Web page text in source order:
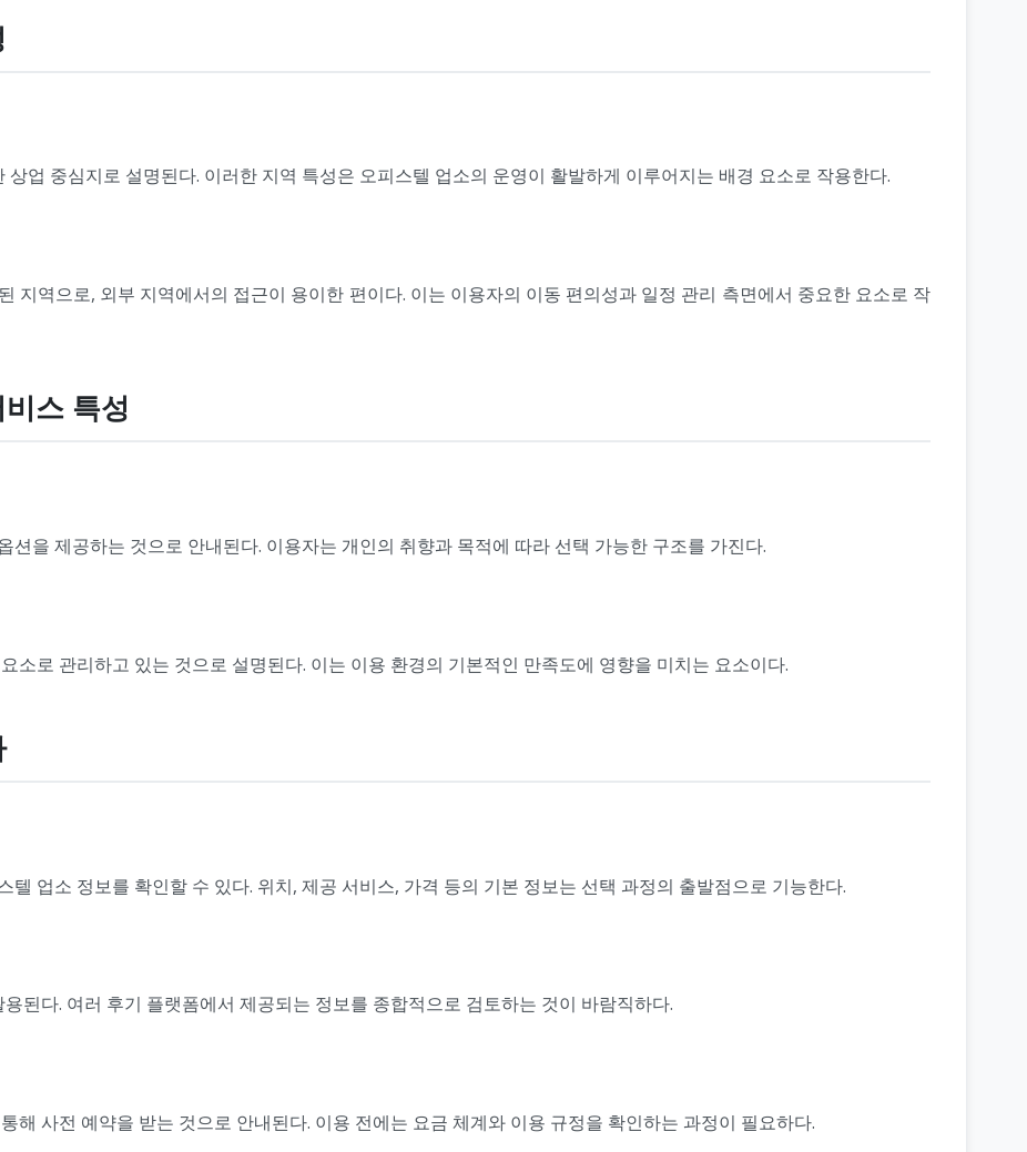
업 중심지로 설명된다. 이러한 지역 특성은 오피스텔 업소의 운영이 활발하게 이루어지는 배경 요소로 작용한다.
지역으로, 외부 지역에서의 접근이 용이한 편이다. 이는 이용자의 이동 편의성과 일정 관리 측면에서 중요한 요소로 작
스 특성
션을 제공하는 것으로 안내된다. 이용자는 개인의 취향과 목적에 따라 선택 가능한 구조를 가진다.
소로 관리하고 있는 것으로 설명된다. 이는 이용 환경의 기본적인 만족도에 영향을 미치는 요소이다.
업소 정보를 확인할 수 있다. 위치, 제공 서비스, 가격 등의 기본 정보는 선택 과정의 출발점으로 기능한다.
된다. 여러 후기 플랫폼에서 제공되는 정보를 종합적으로 검토하는 것이 바람직하다.
해 사전 예약을 받는 것으로 안내된다. 이용 전에는 요금 체계와 이용 규정을 확인하는 과정이 필요하다.